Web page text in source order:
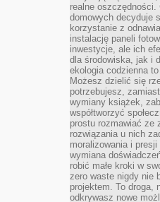
realne oszczędności.
domowych decyduje
korzystanie z
instalację paneli
inwestycje, ale ich
dla środowiska, jak i
ekologia codzienna
Możesz dzielić się
potrzebujesz,
wymiany książek,
współtworzyć
prostu rozmawiać ze
rozwiązania u nich
moralizowania i presji
wymiana
robić małe kroki w
zero waste nigdy nie
projektem. To droga,
odkrywasz nowe